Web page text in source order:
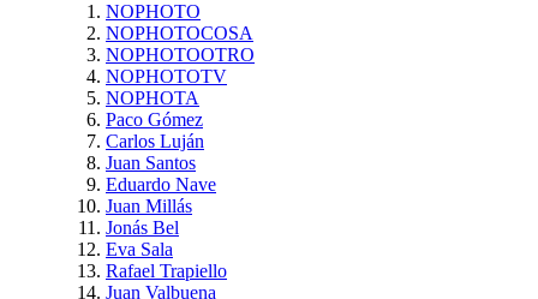
NOPHOTO
NOPHOTOCOSA
NOPHOTOOTRO
NOPHOTOTV
NOPHOTA
Paco Gómez
Carlos Luján
Juan Santos
Eduardo Nave
Juan Millás
Jonás Bel
Eva Sala
Rafael Trapiello
Juan Valbuena